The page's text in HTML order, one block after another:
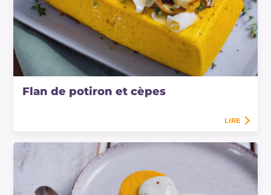
Flan de potiron et cèpes
LIRE